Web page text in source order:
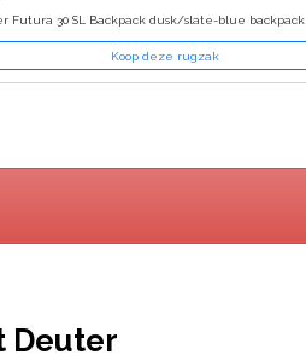
Futura 30 SL Backpack dusk/slate-blue backpack
Koop deze rugzak
Deuter